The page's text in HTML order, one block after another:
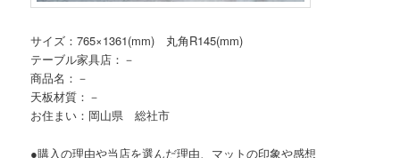
サイズ：765×1361(mm) 丸角R145(mm)
テーブル家具店：－
商品名：－
天板材質：－
お住まい：岡山県 総社市
●購入の理由や当店を選んだ理由、マットの印象や感想